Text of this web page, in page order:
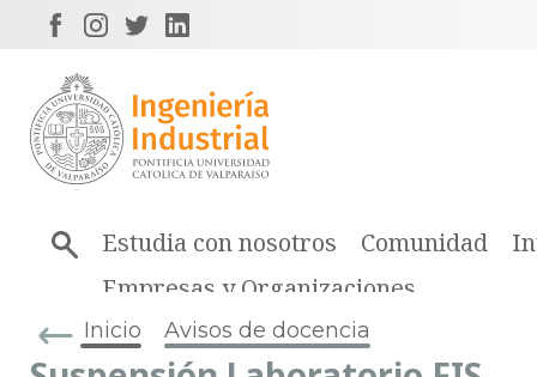
Estudia con nosotros Comunidad
Empresas y Organizaciones
Inicio Avisos de docencia